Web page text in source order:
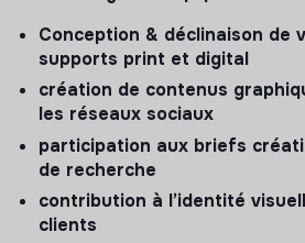
Conception & déclinaison de
supports print et digital
création de contenus
les réseaux sociaux
participation aux briefs
de recherche
contribution à l’identité
clients